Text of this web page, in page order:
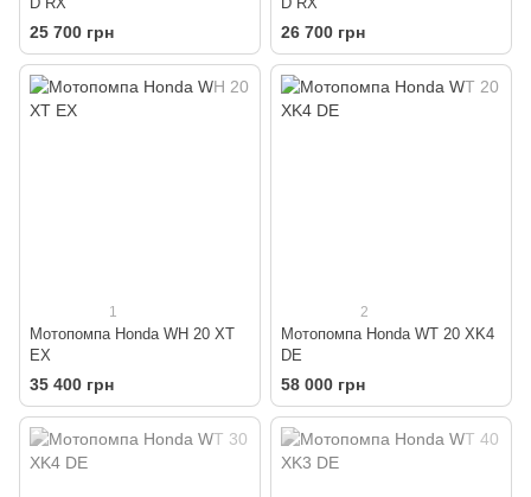
25 700 грн 26 700 грн
1
Мотопомпа Honda WH 20 XT
EX
35 400 грн
2
Мотопомпа Honda WT 20 XK4
DE
58 000 грн